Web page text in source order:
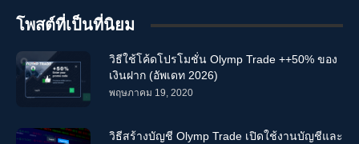
โพสต์ที่เป็นที่นิยม
วิธีใช้โค้ดโปรโมชั่น Olymp Trade ++50% ของ
เงินฝาก (อัพเดท 2026)
พฤษภาคม 19, 2020
วิธีสร้างบัญชี Olymp Trade เปิดใช้งานบัญชีและ